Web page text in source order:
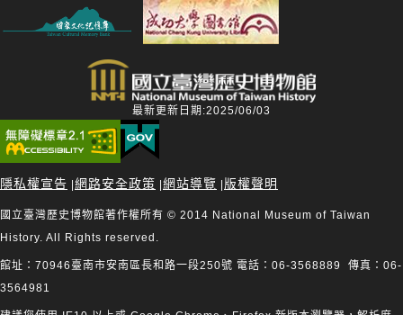
最新更新日期:2025/06/03
隱私權宣告 網路安全政策 網站導覽 版權聲明
國立臺灣歷史博物館著作權所有 © 2014 National Museum of Taiwan
History. All Rights reserved.
館址：70946臺南市安南區長和路一段250號 電話：06-3568889 傳真：06-
3564981